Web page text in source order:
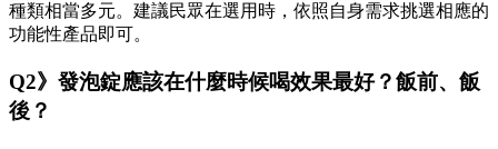
種類相當多元。建議民眾在選用時，依照自身需求挑選相應的
功能性產品即可。
Q2》發泡錠應該在什麼時候喝效果最好？飯前、飯
後？